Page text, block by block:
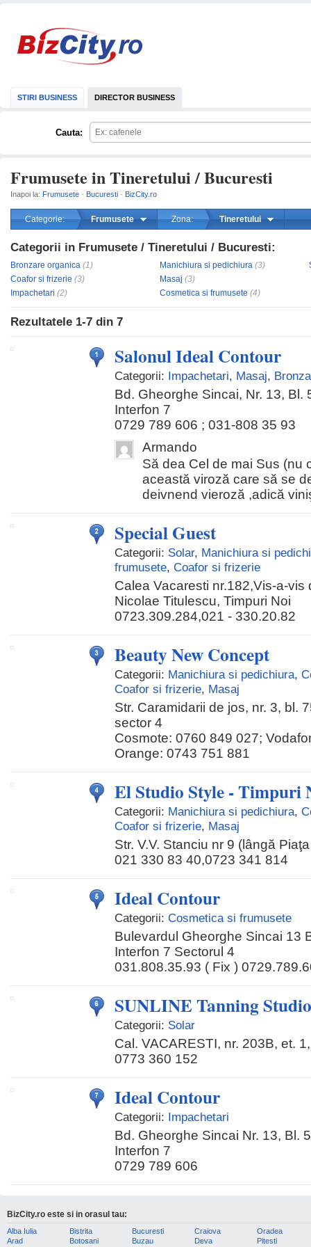
STIRI BUSINESS DIRECTOR BUSINESS
Cauta:
Frumusete in Tineretului / Bucuresti
Inapoi la: Frumusete · Bucuresti · BizCity.ro
Categorie: Frumusete Zona: Tineretului
Categorii in Frumusete / Tineretului / Bucuresti:
Bronzare organica (1)
Coafor si frizerie (3)
Impachetari (2)
Manichiura si pedichiura (3)
Masaj (3)
Cosmetica si frumusete (4)
Rezultatele 1-7 din 7
Salonul Ideal Contour
Categorii: Impachetari, Masaj,
Bd. Gheorghe Sincai, Nr. 13, Bl.
Interfon 7
0729 789 606 ; 031-808 35 93
Armando
Să dea Cel de mai Sus (nu
această viroză care să se
deivnend vieroză ,adică
Special Guest
Categorii: Solar, Manichiura si
frumusete, Coafor si frizerie
Calea Vacaresti nr.182,Vis-a-vis
Nicolae Titulescu, Timpuri Noi
0723.309.284,021 - 330.20.82
Beauty New Concept
Categorii: Manichiura si pedichiura,
Coafor si frizerie, Masaj
Str. Caramidarii de jos, nr. 3, bl.
sector 4
Cosmote: 0760 849 027;
Orange: 0743 751 881
El Studio Style - Timpuri
Categorii: Manichiura si pedichiura,
Coafor si frizerie, Masaj
Str. V.V. Stanciu nr 9 (lângă
021 330 83 40,0723 341 814
Ideal Contour
Categorii: Cosmetica si frumusete
Bulevardul Gheorghe Sincai 13
Interfon 7 Sectorul 4
031.808.35.93 ( Fix )
SUNLINE Tanning Studio
Categorii: Solar
Cal. VACARESTI, nr. 203B, et.
0773 360 152
Ideal Contour
Categorii: Impachetari
Bd. Gheorghe Sincai Nr. 13, Bl.
Interfon 7
0729 789 606
mareste
BizCity.ro este si in orasul tau:
Alba Iulia
Arad
Bistrita
Botosani
Bucuresti
Buzau
Craiova
Deva
Oradea
Pitesti